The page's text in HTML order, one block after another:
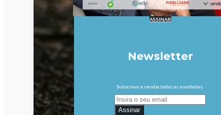
ASSINAR
Newsletter
Subscreva e receba todas as novidades.
Assinar